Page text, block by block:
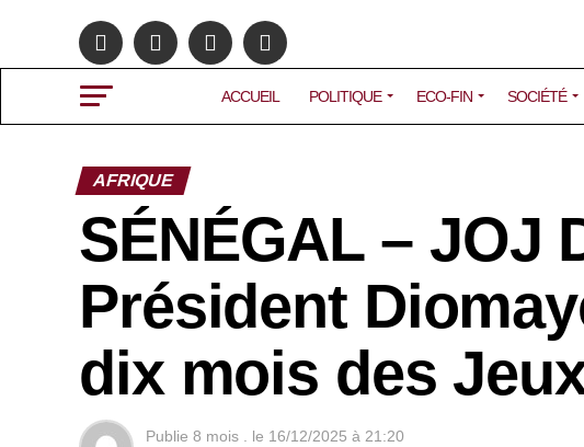
ACCUEIL POLITIQUE ECO-FIN SOCIÉTÉ
AFRIQUE
SÉNÉGAL – JOJ
Président
dix mois des
Publie 8 mois . le 16/12/2025 à 21:20